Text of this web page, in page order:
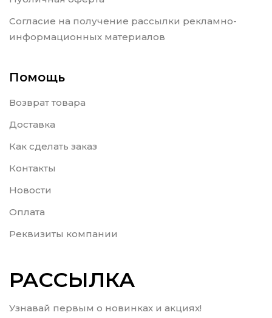
Согласие на получение рассылки рекламно-
информационных материалов
Помощь
Возврат товара
Доставка
Как сделать заказ
Контакты
Новости
Оплата
Реквизиты компании
РАССЫЛКА
Узнавай первым о новинках и акциях!